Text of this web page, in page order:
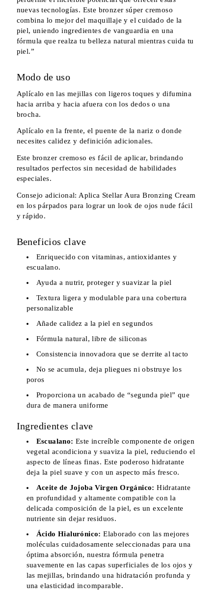
nuevas tecnologías. Este bronzer súper cremoso
combina lo mejor del maquillaje y el cuidado de la
piel, uniendo ingredientes de vanguardia en una
fórmula que realza tu belleza natural mientras cuida tu
piel.”
Modo de uso
Aplícalo en las mejillas con ligeros toques y difumina
hacia arriba y hacia afuera con los dedos o una
brocha.
Aplícalo en la frente, el puente de la nariz o donde
necesites calidez y definición adicionales.
Este bronzer cremoso es fácil de aplicar, brindando
resultados perfectos sin necesidad de habilidades
especiales.
Consejo adicional: Aplica Stellar Aura Bronzing Cream
en los párpados para lograr un look de ojos nude fácil
y rápido.
Beneficios clave
Enriquecido con vitaminas, antioxidantes y
escualano.
Ayuda a nutrir, proteger y suavizar la piel
Textura ligera y modulable para una cobertura
personalizable
Añade calidez a la piel en segundos
Fórmula natural, libre de siliconas
Consistencia innovadora que se derrite al tacto
No se acumula, deja pliegues ni obstruye los
poros
Proporciona un acabado de “segunda piel” que
dura de manera uniforme
Ingredientes clave
Escualano: Este increíble componente de origen
vegetal acondiciona y suaviza la piel, reduciendo el
aspecto de líneas finas. Este poderoso hidratante
deja la piel suave y con un aspecto más fresco.
Aceite de Jojoba Virgen Orgánico: Hidratante
en profundidad y altamente compatible con la
delicada composición de la piel, es un excelente
nutriente sin dejar residuos.
Ácido Hialurónico: Elaborado con las mejores
moléculas cuidadosamente seleccionadas para una
óptima absorción, nuestra fórmula penetra
suavemente en las capas superficiales de los ojos y
las mejillas, brindando una hidratación profunda y
una elasticidad incomparable.